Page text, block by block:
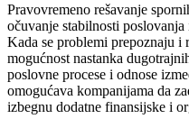
Pravovremeno rešavanje
očuvanje stabilnosti
Kada se problemi prepoznaju i
mogućnost nastanka
poslovne procese i odnose
omogućava kompanijama da
izbegnu dodatne finansijske i